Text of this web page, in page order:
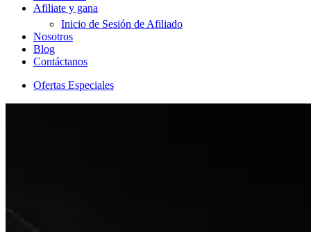
Afiliate y gana
Inicio de Sesión de Afiliado
Nosotros
Blog
Contáctanos
Ofertas Especiales